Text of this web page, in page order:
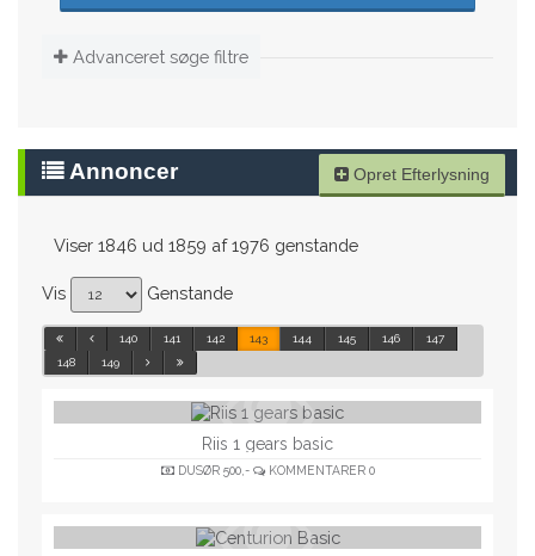
Advanceret søge filtre
Annoncer Opret Efterlysning
Viser 1846 ud 1859 af 1976 genstande
Vis Genstande
140 141 142 143 144 145 146
147
148
149
Riis 1 gears basic
DUSØR 500,- KOMMENTARER 0